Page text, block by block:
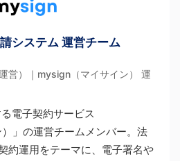
システム 運営チーム
営）｜mysign（マイサイン） 運
電子契約サービス
」の運営チームメンバー。法
約運用をテーマに、電子署名や